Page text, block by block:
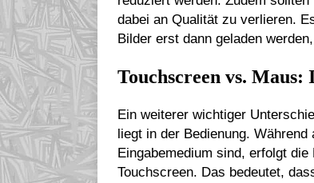
dabei an Qualität zu verlieren.
Bilder erst dann geladen
Touchscreen vs. Maus:
Ein weiterer wichtiger
liegt in der Bedienung.
Eingabemedium sind, erfolgt
Touchscreen. Das bedeutet,